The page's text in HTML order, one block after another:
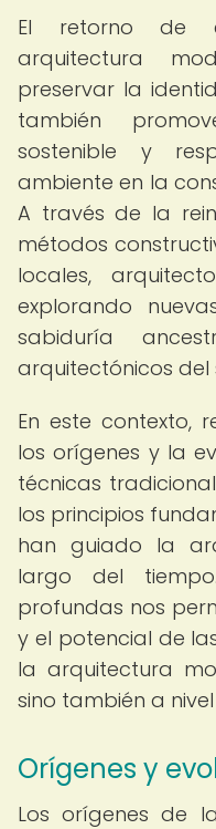
El retorno de
arquitectura
preservar la
también
sostenible y
ambiente en la
A través de la
métodos
locales,
explorando
sabiduría
arquitectónicos del
En este contexto,
los orígenes y la
técnicas
los principios
han guiado la
largo del
profundas nos
y el potencial de
la arquitectura
sino también a
Orígenes y
Los orígenes de